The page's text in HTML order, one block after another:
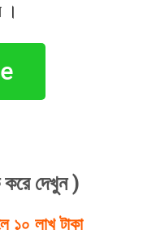
।
দেখুন )
১০ লাখ টাকা